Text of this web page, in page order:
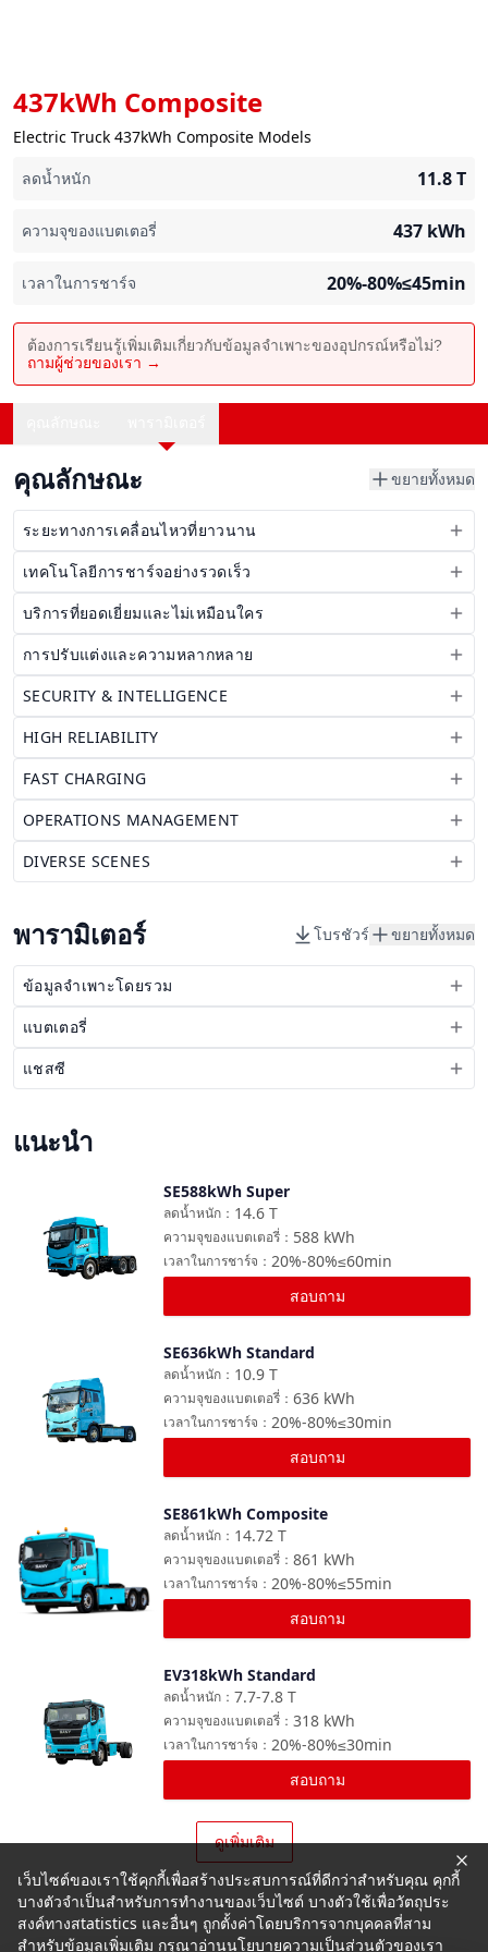
437kWh Composite
Electric Truck 437kWh Composite Models
ลดน้ำหนัก
11.8T
ความจุของแบตเตอรี่ 437 kWh
เวลาในการชาร์จ 20%-80%≤45min
ต้องการเรียนรู้เพิ่มเติมเกี่ยวกับข้อมูลจำเพาะของอุปกรณ์หรือไม่?
ถามผู้ช่วยของเรา →
คุณลักษณะ ขยายทั้งหมด
ระยะทางการเคลื่อนไหวที่ยาวนาน
เทคโนโลยีการชาร์จอย่างรวดเร็ว
บริการที่ยอดเยี่ยมและไม่เหมือนใคร
การปรับแต่งและความหลากหลาย
SECURITY & INTELLIGENCE
HIGH RELIABILITY
FAST CHARGING
OPERATIONS MANAGEMENT
DIVERSE SCENES
พารามิเตอร์ โบรชัวร์ ขยายทั้งหมด
ข้อมูลจำเพาะโดยรวม
แบตเตอรี่
แชสซี
แนะนำ
SE588kWh Super
14.6 T
ลดน้ำหนัก ：
588 kWh
ความจุของแบตเตอรี่ ：
20%-80%≤60min
เวลาในการชาร์จ ：
สอบถาม
SE636kWh Standard
10.9 T
ลดน้ำหนัก ：
636 kWh
ความจุของแบตเตอรี่ ：
20%-80%≤30min
เวลาในการชาร์จ ：
สอบถาม
เปรียบเทียบ
SE861kWh Composite
14.72 T
ลดน้ำหนัก ：
861 kWh
ความจุของแบตเตอรี่ ：
20%-80%≤55min
เวลาในการชาร์จ ：
สอบถาม
EV318kWh Standard
7.7-7.8 T
ลดน้ำหนัก ：
318 kWh
ความจุของแบตเตอรี่ ：
20%-80%≤30min
เวลาในการชาร์จ ：
สอบถาม
ดูเพิ่มเติม
เว็บไซต์ของเราใช้คุกกี้เพื่อสร้างประสบการณ์ที่ดีกว่าสำหรับคุณ คุกกี้
บางตัวจำเป็นสำหรับการทำงานของเว็บไซต์ บางตัวใช้เพื่อวัตถุประ
สงค์ทางสtatistics และอื่นๆ ถูกตั้งค่าโดยบริการจากบุคคลที่สาม
สำหรับข้อมูลเพิ่มเติม กรุณาอ่านนโยบายความเป็นส่วนตัวของเรา